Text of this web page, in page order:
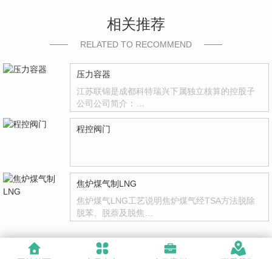
相关推荐
RELATED TO RECOMMEND
压力容器
江苏联锦是成都科特瑞兴下属独立核算的控股子
公司公司简介：…
程控阀门
焦炉煤气制LNG
焦炉煤气LNG工艺说明焦炉煤气经TSA方法脱除
脱苯、脱萘及脱焦…